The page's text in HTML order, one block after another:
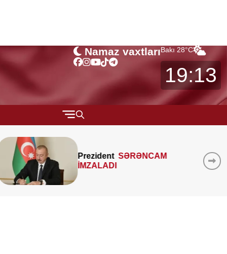
Namaz vaxtlarıBakı 28°C
19:13
MÜSAHİBƏ
MARAQLI
MTK-ların mənzil sahəsini
çöldən-çölə ölçməsi
qanunidirmi? –
Hüquqşünas